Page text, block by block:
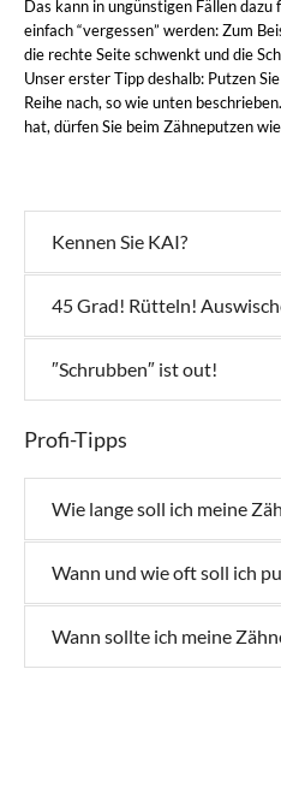
Das kann in ungünstigen Fällen dazu
einfach “vergessen” werden: Zum
die rechte Seite schwenkt und die
Unser erster Tipp deshalb: Putzen
Reihe nach, so wie unten
hat, dürfen Sie beim Zähneputzen
Kennen Sie KAI?
45 Grad! Rütteln!
″Schrubben″ ist out!
Profi-Tipps
Wie lange soll ich meine
Wann und wie oft soll ich
Wann sollte ich meine